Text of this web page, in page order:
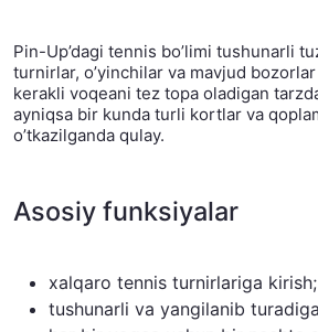
Pin-Up’dagi tennis bo’limi tushunarli
turnirlar, o’yinchilar va mavjud
kerakli voqeani tez topa oladigan
ayniqsa bir kunda turli kortlar va
o’tkazilganda qulay.
Asosiy funksiyalar
xalqaro tennis turnirlariga kirish;
tushunarli va yangilanib